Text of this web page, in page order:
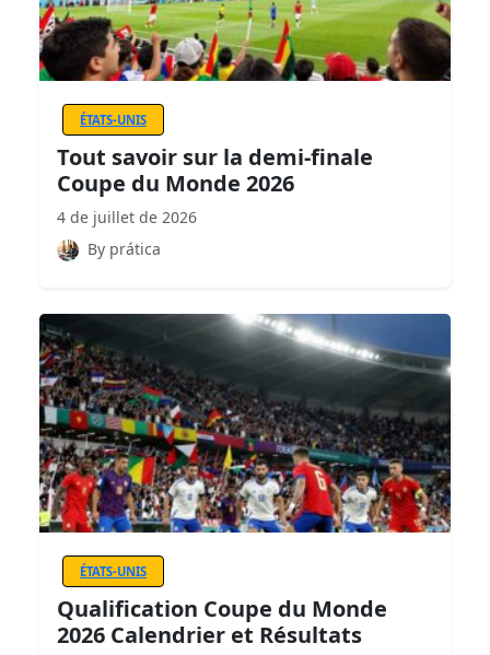
ÉTATS-UNIS
Tout savoir sur la demi-finale
Coupe du Monde 2026
4 de juillet de 2026
By prática
ÉTATS-UNIS
Qualification Coupe du Monde
2026 Calendrier et Résultats